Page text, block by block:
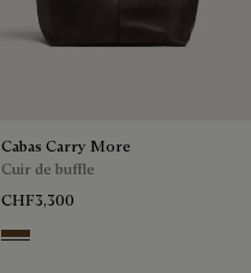
Cabas Carry More
Cuir de buffle
CHF3,300
Dark Brown